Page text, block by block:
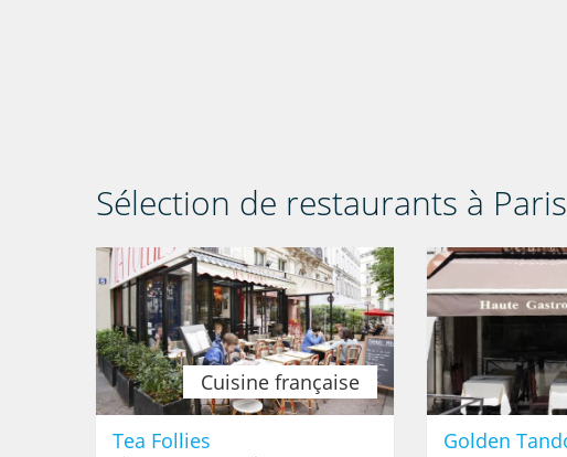
Sélection de restaurants à Paris
Cuisine française
Tea Follies Golden